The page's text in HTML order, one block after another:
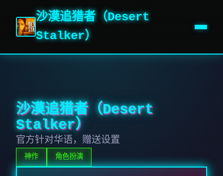
沙漠追猎者（Desert
Stalker）
沙漠追猎者（Desert
Stalker）
官方针对华语，赠送设置
神作 角色扮演